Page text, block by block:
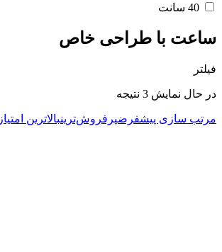
ساعت با طراحی خاص
فیلتر
در حال نمایش 3 نتیجه
latestمرتب سازی پیشفرضپرفروش‌ترینبالاترین امتیاز